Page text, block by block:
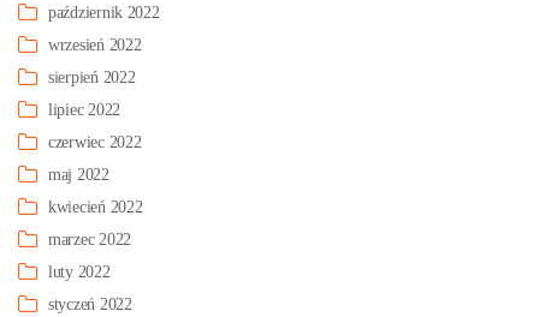
październik 2022
wrzesień 2022
sierpień 2022
lipiec 2022
czerwiec 2022
maj 2022
kwiecień 2022
marzec 2022
luty 2022
styczeń 2022